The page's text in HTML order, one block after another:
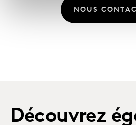
NOUS
Découvrez